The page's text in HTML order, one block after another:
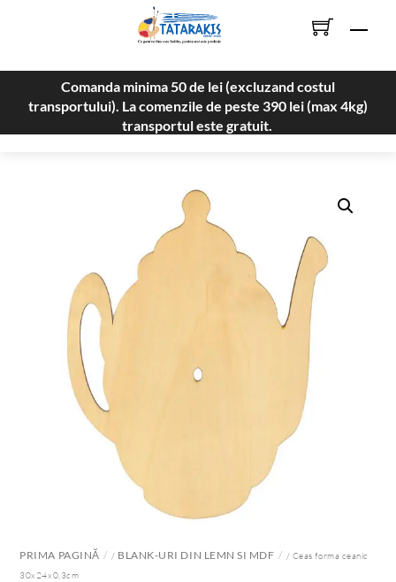
Comanda minima 50 de lei (excluzand costul
transportului). La comenzile de peste 390 lei (max 4kg)
transportul este gratuit.
PRIMA PAGINĂ / BLANK-URI DIN LEMN SI MDF
/ Ceas forma ceanic
30x24x0,3cm